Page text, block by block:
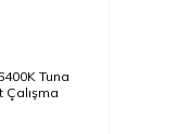
Tuna
Çalışma